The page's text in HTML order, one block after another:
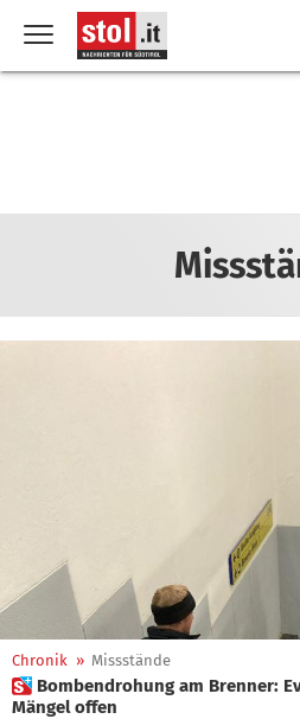
Chronik » Missstände
 Bombendrohung am Brenner: Evakuierung legt massive
Mängel offen